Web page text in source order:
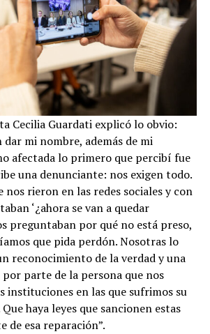
Cecilia Guardati explicó lo obvio:
mi nombre, además de mi
afectada lo primero que percibí fue
una denunciante: nos exigen todo.
nos rieron en las redes sociales y con
‘¿ahora se van a quedar
preguntaban por qué no está preso,
que pida perdón. Nosotras lo
reconocimiento de la verdad y una
parte de la persona que nos
instituciones en las que sufrimos su
haya leyes que sancionen estas
de esa reparación”.